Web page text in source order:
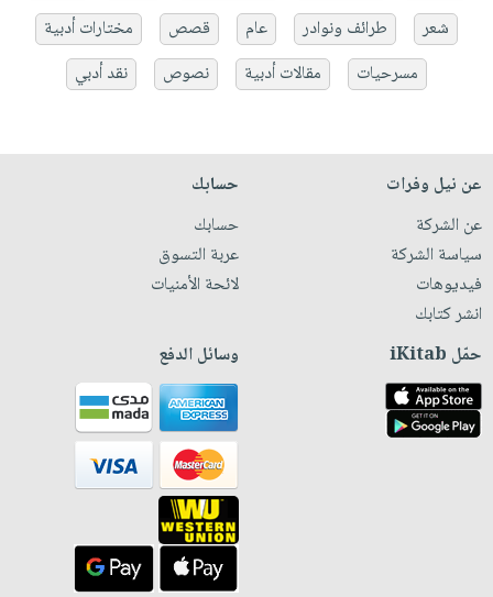
شعر
طرائف ونوادر عام قصص
مختارات أدبية
مسرحيات
مقالات أدبية نصوص نقد أدبي
عن نيل وفرات
عن الشركة
سياسة الشركة
فيديوهات
انشر كتابك
حسابك
حسابك
عربة التسوق
لائحة الأمنيات
حمّل iKitab وسائل الدفع